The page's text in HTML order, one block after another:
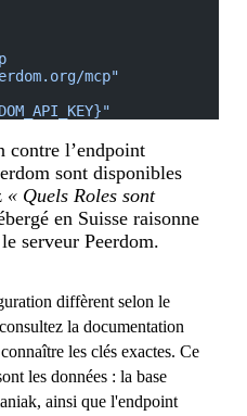
mcp"
contre l’endpoint
sont disponibles
« Quels Roles sont
en Suisse raisonne
serveur Peerdom.
diffèrent selon le
la documentation
les clés exactes. Ce
les données : la base
ainsi que l'endpoint